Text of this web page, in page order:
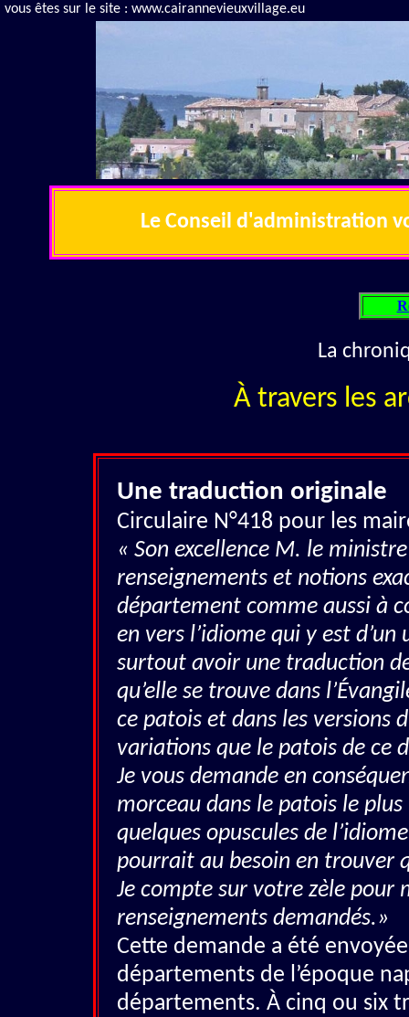
vous êtes sur le site : www.cairannevieuxvillage.eu
Le Conseil d'administration
La
À travers les
Une traduction originale
Circulaire N°418 pour les
« Son excellence M. le
renseignements et notions
département comme aussi à
en vers l’idiome qui y est
surtout avoir une traduction
qu’elle se trouve dans
ce patois et dans les versions
variations que le patois de ce
Je vous demande en
morceau dans le patois le
quelques opuscules de
pourrait au besoin en trouver
Je compte sur votre zèle pour
renseignements demandés.»
Cette demande a été
départements de l’époque
départements. À cinq ou six